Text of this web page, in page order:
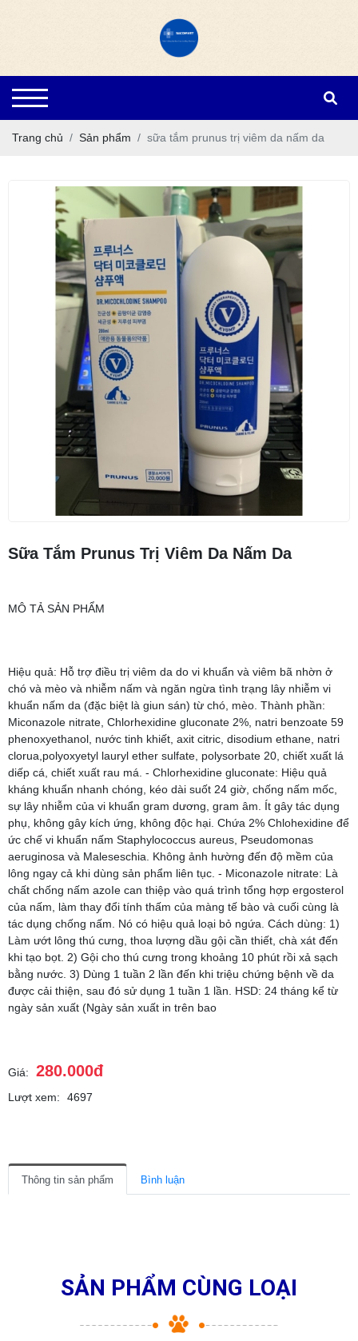
Trang chủ Sản phẩm sữa tắm prunus trị viêm da nấm da
Sữa Tắm Prunus Trị Viêm Da Nấm Da
MÔ TẢ SẢN PHẨM
Hiệu quả: Hỗ trợ điều trị viêm da do vi khuẩn và viêm bã nhờn ở
chó và mèo và nhiễm nấm và ngăn ngừa tình trạng lây nhiễm vi
khuẩn nấm da (đặc biệt là giun sán) từ chó, mèo. Thành phần:
Miconazole nitrate, Chlorhexidine gluconate 2%, natri benzoate 59
phenoxyethanol, nước tinh khiết, axit citric, disodium ethane, natri
clorua,polyoxyetyl ​​lauryl ether sulfate, polysorbate 20, chiết xuất lá
diếp cá, chiết xuất rau má. - Chlorhexidine gluconate: Hiệu quả
kháng khuẩn nhanh chóng, kéo dài suốt 24 giờ, chống nấm mốc,
sự lây nhiễm của vi khuẩn gram dương, gram âm. Ít gây tác dụng
phụ, không gây kích ứng, không độc hại. Chứa 2% Chlohexidine để
ức chế vi khuẩn nấm Staphylococcus aureus, Pseudomonas
aeruginosa và Maleseschia. Không ảnh hường đến độ mềm của
lông ngay cả khi dùng sản phẩm liên tục. - MiconazoIe nitrate: Là
chất chống nấm azoIe can thiệp vào quá trình tổng hợp ergosterol
của nấm, làm thay đổi tính thấm của màng tế bào và cuối cùng là
tác dụng chống nấm. Nó có hiệu quả loại bỏ ngứa. Cách dùng: 1)
Làm ướt lông thú cưng, thoa lượng dầu gội cần thiết, chà xát đến
khi tạo bọt. 2) Gội cho thú cưng trong khoảng 10 phút rồi xả sạch
bằng nước. 3) Dùng 1 tuần 2 lần đến khi triệu chứng bệnh về da
được cải thiện, sau đó sử dụng 1 tuần 1 lần. HSD: 24 tháng kể từ
ngày sản xuất (Ngày sản xuất in trên bao
Giá: 280.000đ
Lượt xem: 4697
Thông tin sản phẩm Bình luận
SẢN PHẨM CÙNG LOẠI